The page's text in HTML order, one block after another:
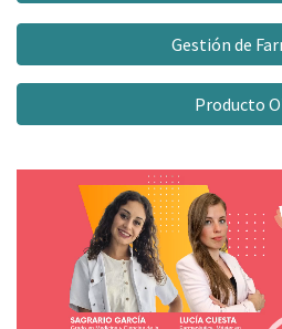
Gestión de
Producto